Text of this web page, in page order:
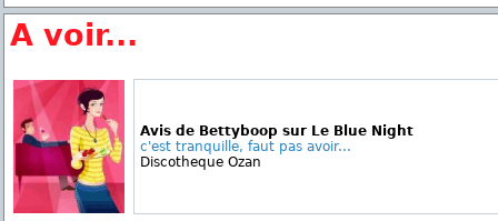
A voir...
Avis de Bettyboop sur Le Blue Night
c'est tranquille, faut pas avoir...
Discotheque Ozan